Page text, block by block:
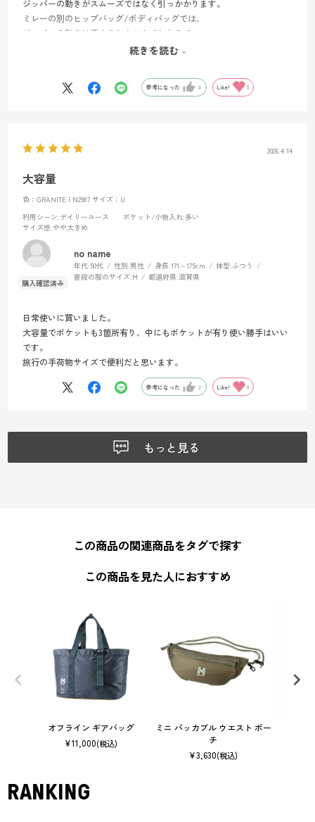
(トレポ使わんけど)
外付けできる余地はまだある。
“いつもの山”なら良いが、マージンを取った余剰装備は持っていけな
ジッパーの動きがスムーズではなく引っかかります。
ミレーの別のヒップバッグ/ボディバッグでは、
ジッパーの動きは悪くありませんでしたので、
少し質の良くないジッパーが使われている気がします。
続きを読む
参考になった 4 Like! 0
2026.4.14
大容量
色：GRANITE | N2987 サイズ：U
利用シーン:デイリーユース ポケット/小物入れ:多い
サイズ感:やや大きめ
no name
年代:50代 性別:男性 身長:171～175cm 体型:ふつう
普段の服のサイズ:M 都道府県:滋賀県
日常使いに買いました。
大容量でポケットも3箇所有り、中にもポケットが有り使い勝手はいい
です。
旅行の手荷物サイズで便利だと思います。
参考になった 2 Like! 0
もっと見る
この商品の関連商品をタグで探す
この商品を見た人におすすめ
オフライン ギアバッグ
¥11,000(税込)
ミニ パッカブル ウエスト ポー
チ
¥3,630(税込)
RANKING